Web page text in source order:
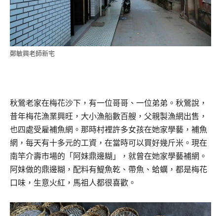
鄭敏興老師新宅
秋鶯老家在梅花沙下，有一位哥哥、一位弟弟。秋鶯說，
昔年梅花漁業興旺，大小漁船數百艘，父親製漁網出售，
也四處受雇補魚網。那時村裡許多女孩在她家學藝，補魚
網，每天有十多元的工資，在當時可以買好幾斤米。現在
南竿介壽市場的「阿妹鼎邊糊」，就曾在她家學藝補網。
阿妹做的鼎邊糊，配料有鯷魚乾、帶魚、蛤蠣，都是梅花
口味，生意火紅，馬祖人都很喜歡。